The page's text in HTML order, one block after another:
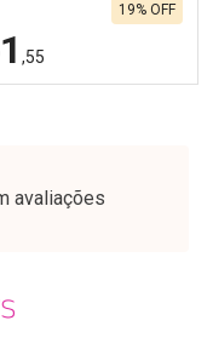
,55
19% OFF
Menos
avaliações